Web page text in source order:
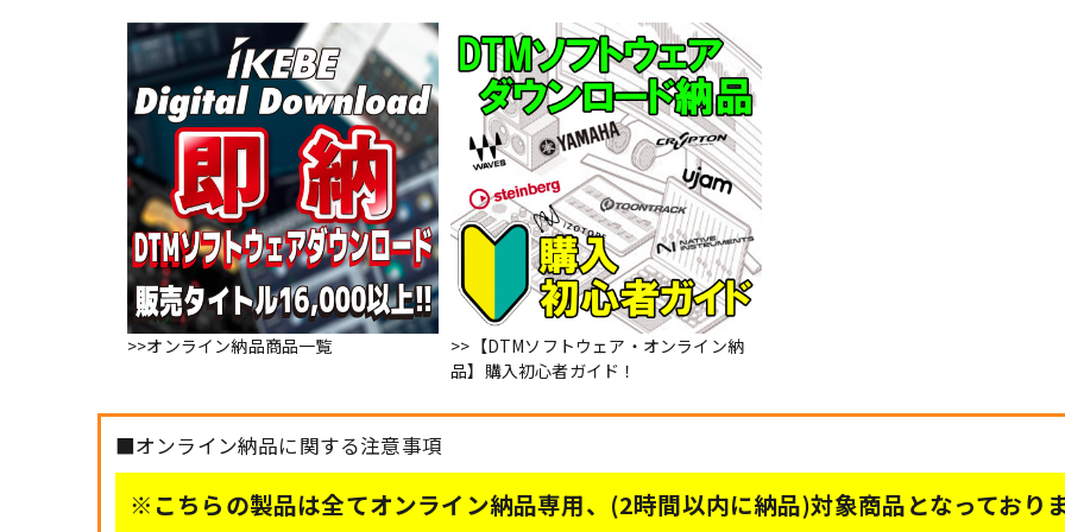
>>オンライン納品商品一覧
>>【DTMソフトウェア・オンライン納
品】購入初心者ガイド！
■オンライン納品に関する注意事項
※こちらの製品は全てオンライン納品専用、(2時間以内に納品)対象商品となっており